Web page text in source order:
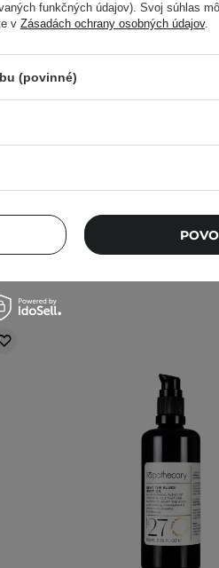
Cocosolis - Collagen
25,60 €
funkčných údajov). Svoj súhlas
v Zásadách ochrany osobných údajov.
(povinné)